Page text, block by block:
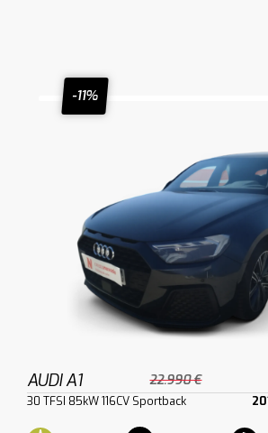
-11%
AUDI A1 22.990 €
30 TFSI 85kW 116CV Sportback